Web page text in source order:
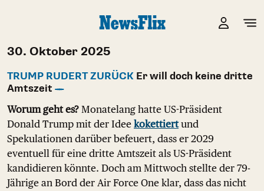
30. Oktober 2025
TRUMP RUDERT ZURÜCK Er will doch keine dritte
Amtszeit
Worum geht es? Monatelang hatte US-Präsident
Donald Trump mit der Idee kokettiertund
Spekulationen darüber befeuert, dass er 2029
eventuell für eine dritte Amtszeit als US-Präsident
kandidieren könnte. Doch am Mittwoch stellte der 79-
Jährige an Bord der Air Force One klar, dass das nicht